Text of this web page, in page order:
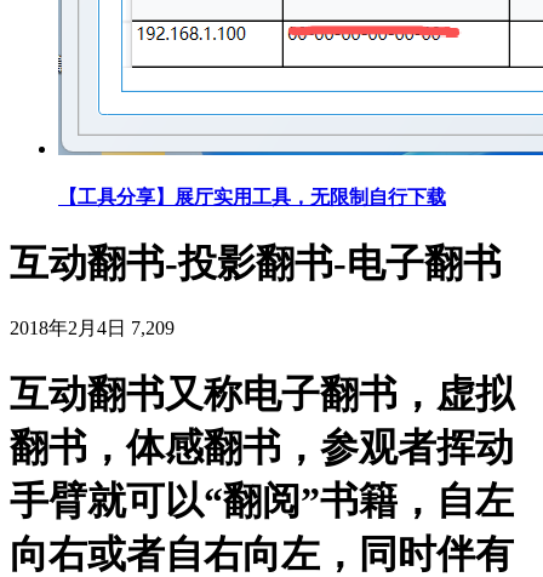
【工具分享】展厅实用工具，无限制自行下载
互动翻书-投影翻书-电子翻书
2018年2月4日 7,209
互动翻书又称电子翻书，虚拟
翻书，体感翻书，参观者挥动
手臂就可以“翻阅”书籍，自左
向右或者自右向左，同时伴有